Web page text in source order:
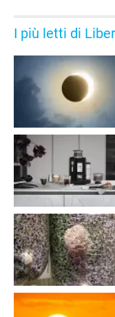
I più letti di